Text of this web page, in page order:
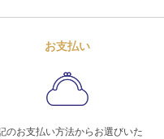
お支払い
のお支払い方法からお選びいた